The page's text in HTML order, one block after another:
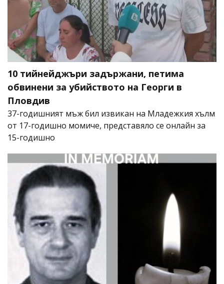
10 тийнейджъри задържани, петима
обвинени за убийството на Георги в
Пловдив
37-годишният мъж бил извикан на Младежкия хълм
от 17-годишно момиче, представяло се онлайн за
15-годишно